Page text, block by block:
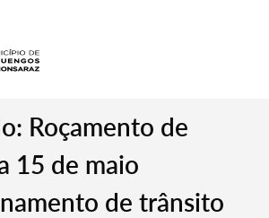
Roçamento de
15 de maio
de trânsito